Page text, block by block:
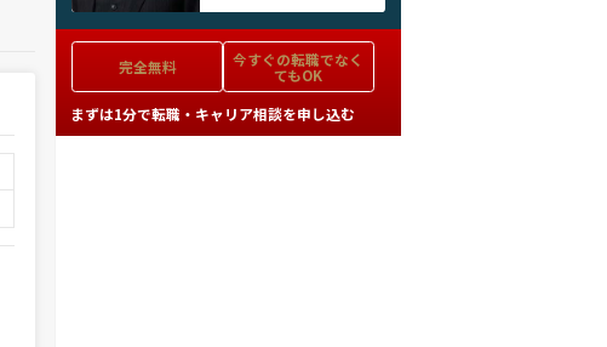
完全無料 今すぐの転職でなく
てもOK
まずは1分で転職・キャリア相談を申し込む